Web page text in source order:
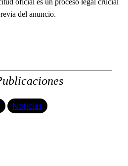
del anuncio.
Noticias